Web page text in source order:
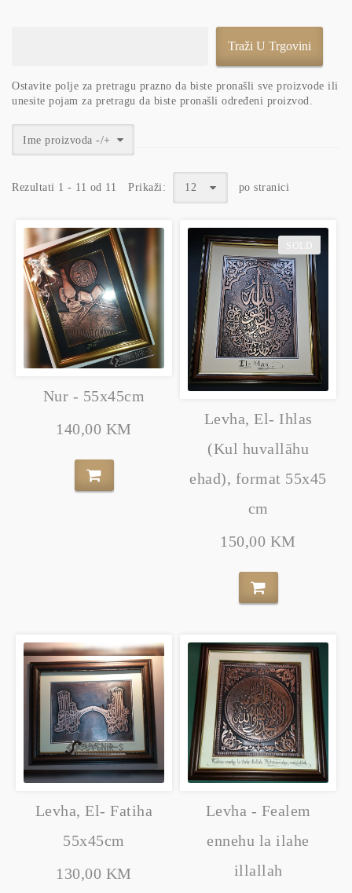
Ostavite polje za pretragu prazno da biste pronašli sve proizvode ili
unesite pojam za pretragu da biste pronašli određeni proizvod.
Ime proizvoda -/+
Rezultati 1 - 11 od 11 Prikaži: 12 po stranici
Nur - 55x45cm
140,00 KM
SOLD
Levha, El- Ihlas
(Kul huvallāhu
ehad), format 55x45
cm
150,00 KM
Levha, El- Fatiha
55x45cm
130,00 KM
Levha - Fealem
ennehu la ilahe
illallah